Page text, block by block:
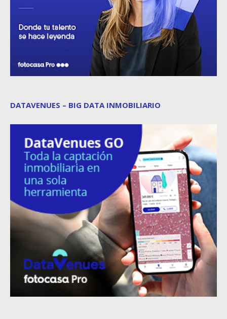
DATAVENUES – BIG DATA INMOBILIARIO